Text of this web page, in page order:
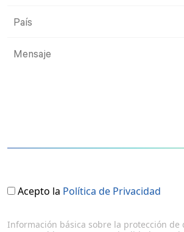
Acepto la Política de Privacidad
Información básica sobre la protección de